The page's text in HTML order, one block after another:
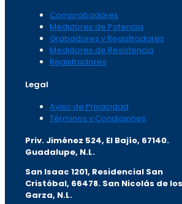
Comprobadores
Medidores de Potencia
Grabadores y Registradores
Medidores de Resistencia
Registradores
Legal
Aviso de Privacidad
Términos y Condiciones
Priv. Jiménez 524, El Bajío, 67140.
Guadalupe, N.L.
San Isaac 1201, Residencial San
Cristóbal, 66478. San Nicolás de los
Garza, N.L.